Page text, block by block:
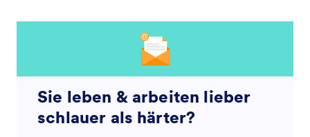
Sie leben & arbeiten lieber
schlauer als härter?